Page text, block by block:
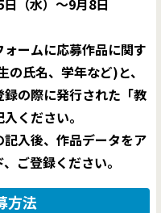
ォームに応募作品に関す
の氏名、学年など)と、
録の際に発行された「教
ください。
記入後、作品データをア
ご登録ください。
方法